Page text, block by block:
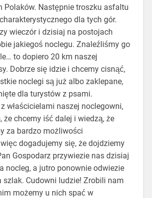
Polaków. Następnie troszku asfaltu
dla tych gór.
wieczór i dzisiaj na postojach
jakiegoś noclegu. Znaleźliśmy go
to dopiero 20 km naszej
Dobrze się idzie i chcemy cisnąć,
noclegi są już albo zaklepane,
dla turystów z psami.
właścicielami naszej noclegowni,
że chcemy iść dalej i wiedzą, że
za bardzo możliwości
dogadujemy się, że dojdziemy
Gospodarz przywiezie nas dzisiaj
nocleg, a jutro ponownie odwiezie
szlak. Cudowni ludzie! Zrobili nam
możemy u nich spać w